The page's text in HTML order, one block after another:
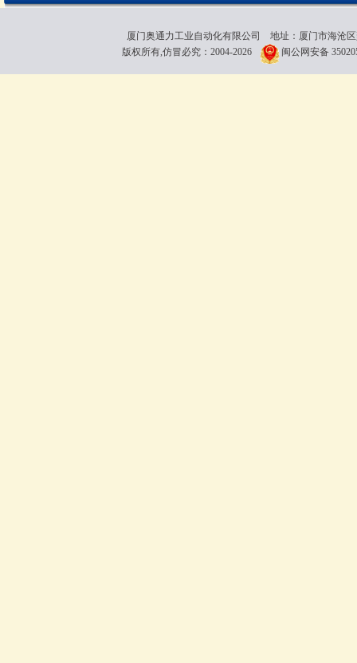
厦门奥通力工业自动化有限公司 地址：厦门市海沧区
版权所有,仿冒必究：2004-2026
闽公网安备